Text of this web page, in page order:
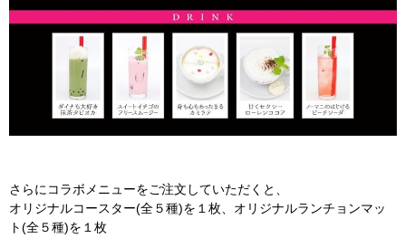
さらにコラボメニューをご注文していただくと、
オリジナルコースター(全５種)を１枚、オリジナルランチョンマッ
ト(全５種)を１枚